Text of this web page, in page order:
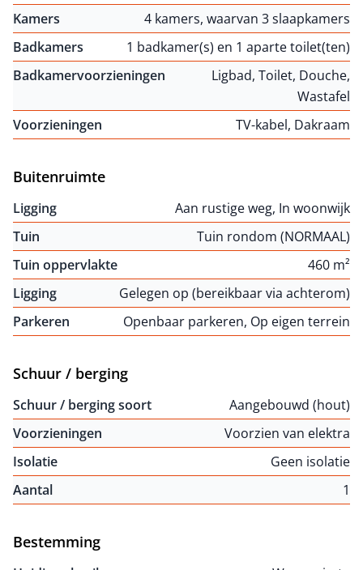
Kamers
4 kamers, waarvan 3 slaapkamers
Badkamers
1 badkamer(s) en 1 aparte toilet(ten)
Badkamervoorzieningen
Ligbad, Toilet, Douche,
Wastafel
Voorzieningen
TV-kabel, Dakraam
Buitenruimte
Ligging
Aan rustige weg, In woonwijk
Tuin
Tuin rondom (NORMAAL)
Tuin oppervlakte
460 m²
Ligging
Gelegen op (bereikbaar via achterom)
Parkeren
Openbaar parkeren, Op eigen terrein
Schuur / berging
Schuur / berging soort
Aangebouwd (hout)
Voorzieningen
Voorzien van elektra
Isolatie
Geen isolatie
Aantal
1
Bestemming